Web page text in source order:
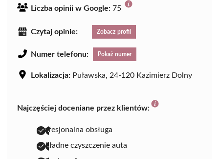
Liczba opinii w Google: 75
Czytaj opinie: Zobacz profil
Numer telefonu: Pokaż numer
Lokalizacja: Puławska, 24-120 Kazimierz Dolny
Najczęściej doceniane przez klientów:
profesjonalna obsługa
dokładne czyszczenie auta